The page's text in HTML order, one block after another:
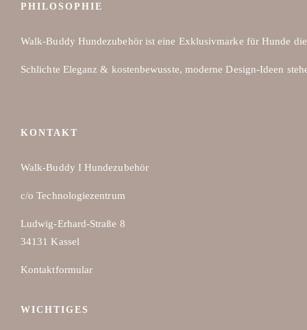
Optionen
auf
PHILOSOPHIE
Walk-Buddy Hundezubehör ist eine Exklusivmarke für Hunde
Schlichte Eleganz & kostenbewusste, moderne Design-Ideen
KONTAKT
Walk-Buddy I Hundezubehör
c/o Technologiezentrum
Ludwig-Erhard-Straße 8
34131 Kassel
Kontaktformular
WICHTIGES